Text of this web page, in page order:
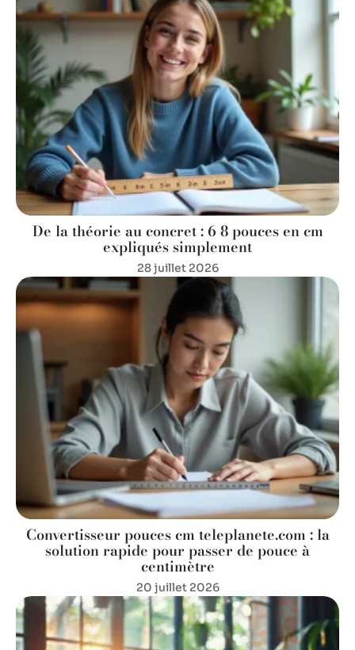
De la théorie au concret : 6 8 pouces en cm
expliqués simplement
28 juillet 2026
Convertisseur pouces cm teleplanete.com : la
solution rapide pour passer de pouce à
centimètre
20 juillet 2026